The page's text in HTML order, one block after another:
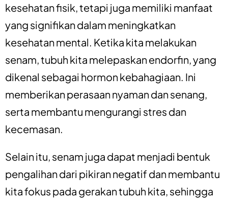
kesehatan fisik, tetapi juga memiliki manfaat
yang signifikan dalam meningkatkan
kesehatan mental. Ketika kita melakukan
senam, tubuh kita melepaskan endorfin, yang
dikenal sebagai hormon kebahagiaan. Ini
memberikan perasaan nyaman dan senang,
serta membantu mengurangi stres dan
kecemasan.
Selain itu, senam juga dapat menjadi bentuk
pengalihan dari pikiran negatif dan membantu
kita fokus pada gerakan tubuh kita, sehingga